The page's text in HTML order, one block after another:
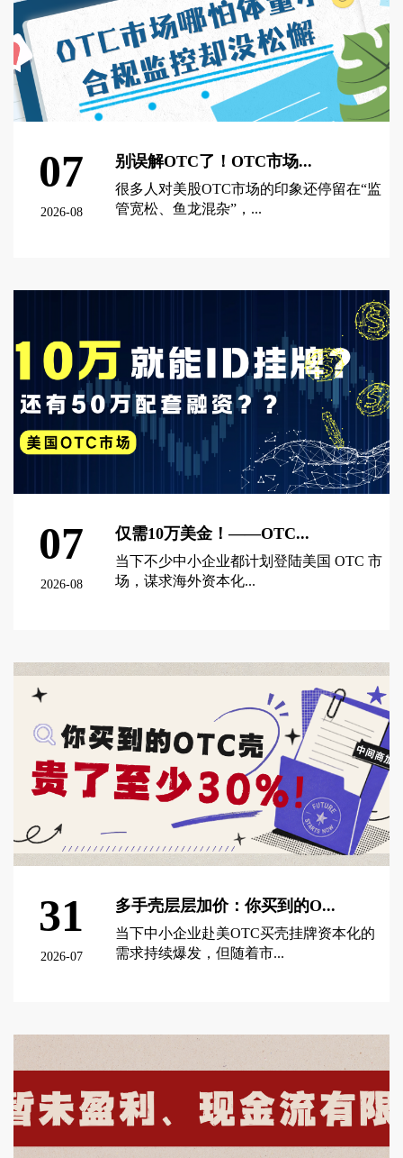
07
2026-08
别误解OTC了！OTC市场...
很多人对美股OTC市场的印象还停留在“监
管宽松、鱼龙混杂”，...
07
2026-08
仅需10万美金！——OTC...
当下不少中小企业都计划登陆美国 OTC 市
场，谋求海外资本化...
31
2026-07
多手壳层层加价：你买到的O...
当下中小企业赴美OTC买壳挂牌资本化的
需求持续爆发，但随着市...